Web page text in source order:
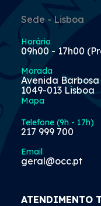
Sede - Lisboa
Horário
09h00 - 17h00
Morada
Avenida
1049-013 Lisboa
Mapa
Telefone (9h - 17h)
217 999 700
Email
geral@occ.pt
ATENDIMENTO